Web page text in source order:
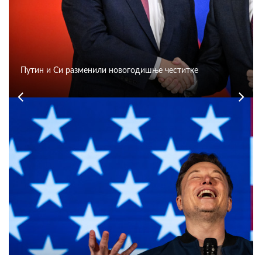
Путин и Си разменили новогодишње честитке